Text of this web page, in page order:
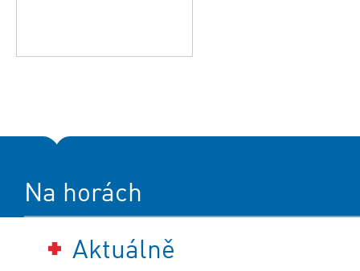
Na horách
Aktuálně